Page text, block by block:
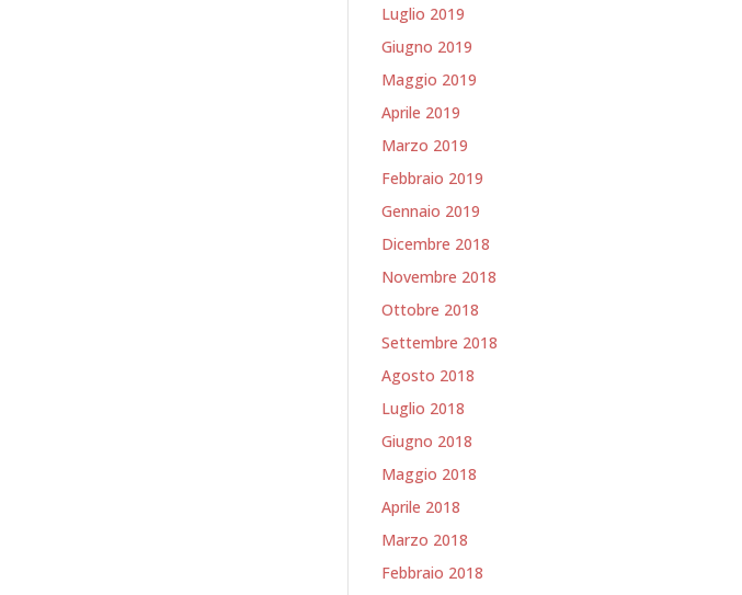
Luglio 2019
Giugno 2019
Maggio 2019
Aprile 2019
Marzo 2019
Febbraio 2019
Gennaio 2019
Dicembre 2018
Novembre 2018
Ottobre 2018
Settembre 2018
Agosto 2018
Luglio 2018
Giugno 2018
Maggio 2018
Aprile 2018
Marzo 2018
Febbraio 2018